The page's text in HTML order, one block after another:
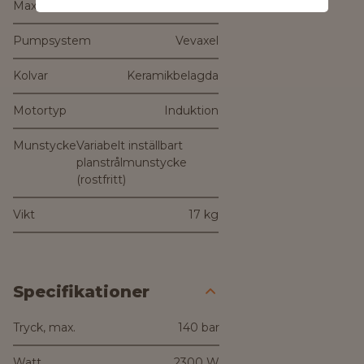
Maxflöde
Pumpsystem Vevaxel
Kolvar Keramikbelagda
Motortyp Induktion
MunstyckeVariabelt inställbart
planstrålmunstycke
(rostfritt)
Vikt 17 kg
Specifikationer
Tryck, max. 140 bar